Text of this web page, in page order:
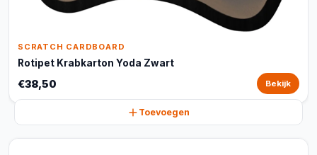
SCRATCH CARDBOARD
Rotipet Krabkarton Yoda Zwart
€38,50 Bekijk
Toevoegen